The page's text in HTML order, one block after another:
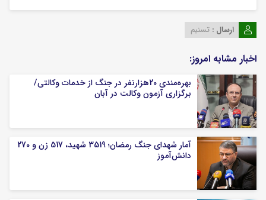
ارسال : تسنیم
اخبار مشابه امروز:
بهره‌مندی 20هزارنفر در جنگ از خدمات وکالتی/
برگزاری آزمون وکالت در آبان
آمار شهدای جنگ رمضان؛ 3519 شهید، 517 زن و 270
دانش‌آموز